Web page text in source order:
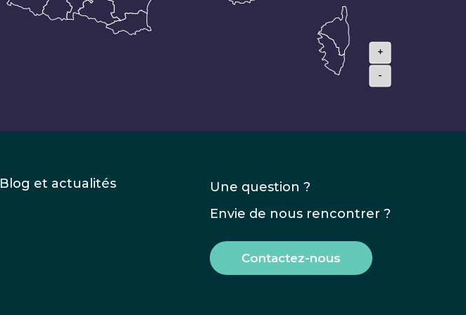
+
-
Blog et actualités
Une question ?
Envie de nous rencontrer ?
Contactez-nous